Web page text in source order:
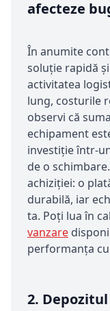
afecteze
În anumite
soluție rapidă
activitatea
lung, costurile
observi că
echipament
investiție într-
de o
achiziției: o
durabilă, iar
ta. Poți lua în
vanzare
performanța
2.